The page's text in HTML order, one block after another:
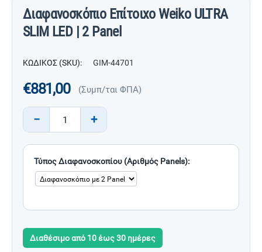
Διαφανοσκόπιο Επίτοιχο Weiko ULTRA
SLIM LED | 2 Panel
ΚΩΔΙΚΟΣ (SKU): GIM-44701
€881,00 (Συμπ/ται ΦΠΑ)
+
−
Τύπος Διαφανοσκοπίου (Αριθμός Panels):
Διαθέσιμο από 10 έως 30 ημέρες